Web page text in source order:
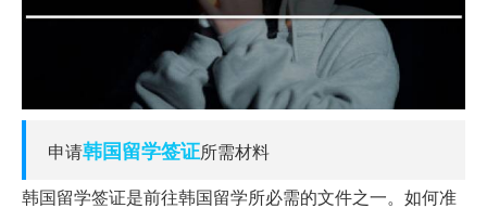
申请韩国留学签证所需材料
韩国留学签证是前往韩国留学所必需的文件之一。如何准